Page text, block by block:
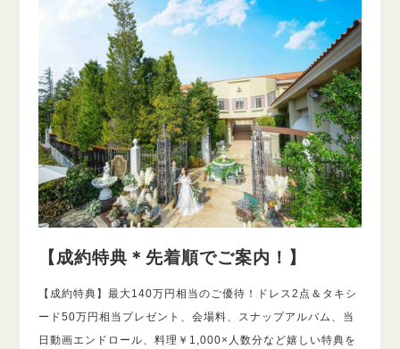
【成約特典＊先着順でご案内！】
【成約特典】最大140万円相当のご優待！ドレス2点＆タキシ
ード50万円相当プレゼント、会場料、スナップアルバム、当
日動画エンドロール、料理￥1,000×人数分など嬉しい特典を